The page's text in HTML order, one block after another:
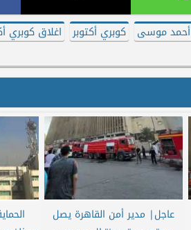
أحمد موسى كوبري أكتوبر
اغلاق كوبري
عاجل| مدير أمن القاهرة يصل